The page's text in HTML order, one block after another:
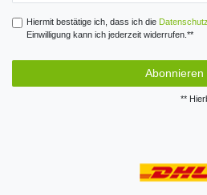
Hiermit bestätige ich, dass ich die
Einwilligung kann ich jederzeit widerrufen.**
Abonnieren
**